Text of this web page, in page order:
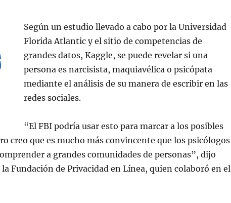
Según un estudio llevado a cabo por la Universidad
Florida Atlantic y el sitio de competencias de
grandes datos, Kaggle, se puede revelar si una
persona es narcisista, maquiavélica o psicópata
mediante el análisis de su manera de escribir en las
redes sociales.
“El FBI podría usar esto para marcar a los posibles
creo que es mucho más convincente que los psicólogos
a grandes comunidades de personas”, dijo
Fundación de Privacidad en Línea, quien colaboró en el